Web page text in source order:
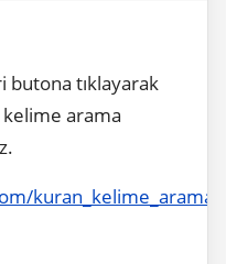
tıklayarak
kelime arama